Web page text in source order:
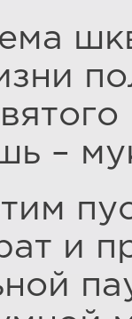
–
и